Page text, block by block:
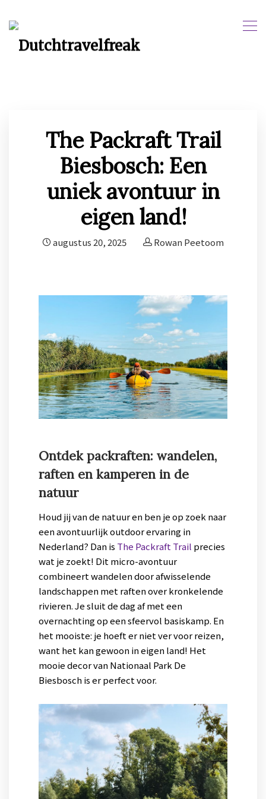
The Packraft Trail
Biesbosch: Een
uniek avontuur in
eigen land!
augustus 20, 2025 Rowan Peetoom
Ontdek packraften: wandelen,
raften en kamperen in de
natuur
Houd jij van de natuur en ben je op zoek naar
een avontuurlijk outdoor ervaring in
Nederland? Dan is The Packraft Trail precies
wat je zoekt! Dit micro-avontuur
combineert wandelen door afwisselende
landschappen met raften over kronkelende
rivieren. Je sluit de dag af met een
overnachting op een sfeervol basiskamp. En
het mooiste: je hoeft er niet ver voor reizen,
want het kan gewoon in eigen land! Het
mooie decor van Nationaal Park De
Biesbosch is er perfect voor.